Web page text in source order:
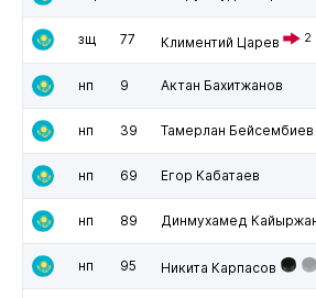
зщ 77 Климентий Царев 2
нп 9 Актан Бахитжанов
нп 39 Тамерлан Бейсембиев
нп 69 Егор Кабатаев
нп 89 Динмухамед
нп 95 Никита Карпасов